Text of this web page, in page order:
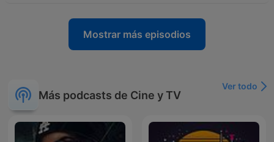
Mostrar más episodios
Más podcasts de Cine y TV
Ver todo